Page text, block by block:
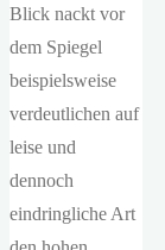
Blick nackt vor
dem Spiegel
beispielsweise
verdeutlichen auf
leise und
dennoch
eindringliche Art